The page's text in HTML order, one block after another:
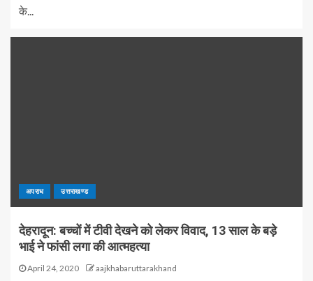
के...
अपराध उत्तराखण्ड
देहरादून: बच्चों में टीवी देखने को लेकर विवाद, 13 साल के बड़े
भाई ने फांसी लगा की आत्महत्या
April 24, 2020 aajkhabaruttarakhand